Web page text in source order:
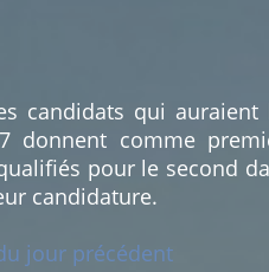
candidats qui
donnent comme
pour le second
candidature.
jour précédent